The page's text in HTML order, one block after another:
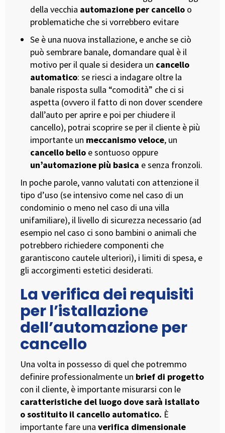
della vecchia automazione per cancello o
problematiche che si vorrebbero evitare
Se è una nuova installazione, e anche se ciò
può sembrare banale, domandare qual è il
motivo per il quale si desidera un cancello
automatico: se riesci a indagare oltre la
banale risposta sulla “comodità” che ci si
aspetta (ovvero il fatto di non dover scendere
dall’auto per aprire e poi per chiudere il
cancello), potrai scoprire se per il cliente è più
importante un meccanismo veloce, un
cancello bello e sontuoso oppure
un’automazione più basica e senza fronzoli.
In poche parole, vanno valutati con attenzione il
tipo d’uso (se intensivo come nel caso di un
condominio o meno nel caso di una villa
unifamiliare), il livello di sicurezza necessario (ad
esempio nel caso ci sono bambini o animali che
potrebbero richiedere componenti che
garantiscono cautele ulteriori), i limiti di spesa, e
gli accorgimenti estetici desiderati.
La verifica dei requisiti
per l’istallazione
dell’automazione per
cancello
Una volta in possesso di quel che potremmo
definire professionalmente un brief di progetto
con il cliente, è importante misurarsi con le
caratteristiche del luogo dove sarà istallato
o sostituito il cancello automatico. È
importante fare una verifica dimensionale